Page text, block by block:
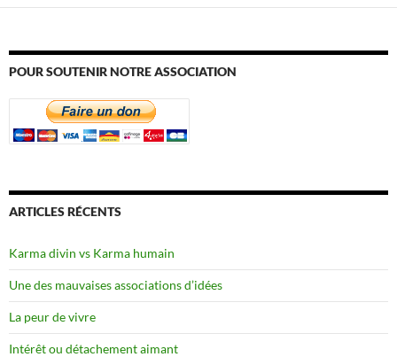
POUR SOUTENIR NOTRE ASSOCIATION
ARTICLES RÉCENTS
Karma divin vs Karma humain
Une des mauvaises associations d’idées
La peur de vivre
Intérêt ou détachement aimant